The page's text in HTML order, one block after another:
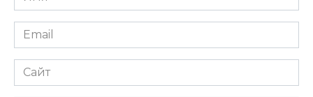
*
Email
*
Сайт